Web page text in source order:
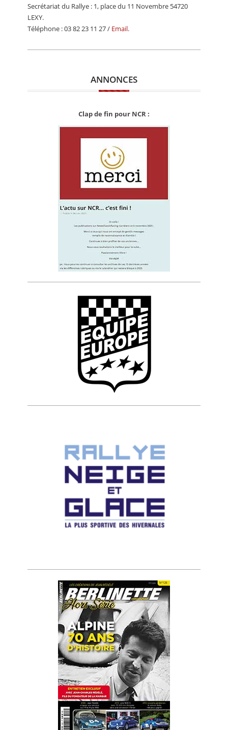
Secrétariat du Rallye : 1, place du 11 Novembre 54720
LEXY.
Téléphone : 03 82 23 11 27 / Email.
ANNONCES
Clap de fin pour NCR :